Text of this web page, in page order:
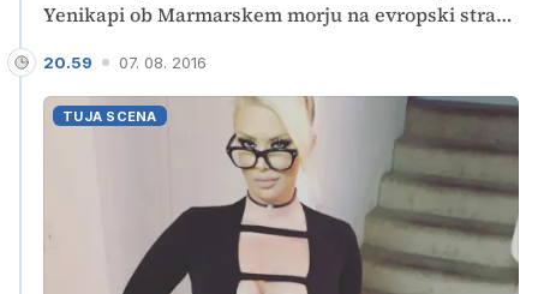
Yenikapi ob Marmarskem morju na evropski strani
vsakodnevnih demonstracij, ki se jih v podporo
predsedniku že vse od neuspelega puča
udeležujejo njegovi podporniki.
TUJA SCENA
20.59 07. 08. 2016